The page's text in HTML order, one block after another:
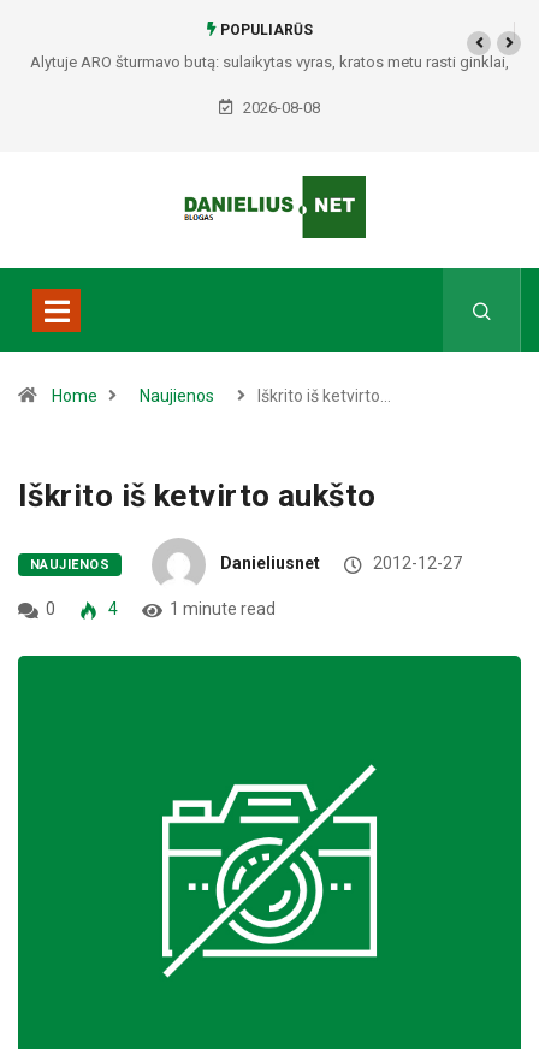
POPULIARŪS
Alytuje ARO šturmavo butą: sulaikytas vyras, kratos metu rasti ginklai,
Seirijuose – įtariami narkotikai BMW automobilyje
2026-08-08
Home Naujienos Iškrito iš ketvirto…
Iškrito iš ketvirto aukšto
NAUJIENOS Danieliusnet 2012-12-27
0 4 1 minute read